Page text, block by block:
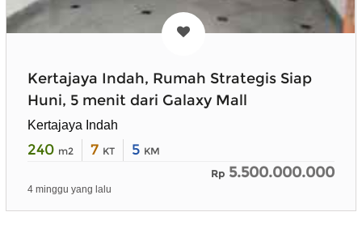
Kertajaya Indah, Rumah Strategis Siap
Huni, 5 menit dari Galaxy Mall
Kertajaya Indah
240 m2 7 KT 5 KM
Rp 5.500.000.000
4 minggu yang lalu